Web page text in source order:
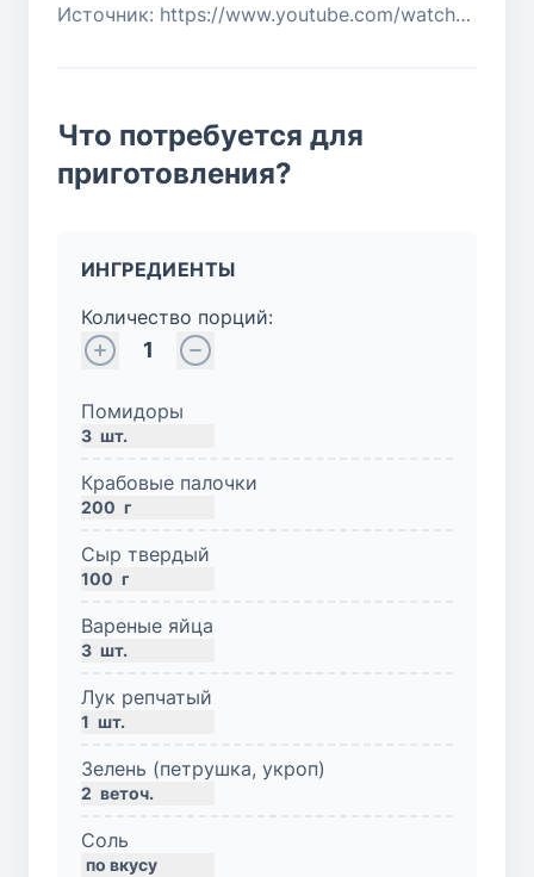
Источник: https://www.youtube.com/watch?v=Mf4BSIgVXg4
Что потребуется для
приготовления?
ИНГРЕДИЕНТЫ
Количество порций:
1
Помидоры
3 шт.
Крабовые палочки
200 г
Сыр твердый
100 г
Вареные яйца
3 шт.
Лук репчатый
1 шт.
Зелень (петрушка, укроп)
2 веточ.
Соль